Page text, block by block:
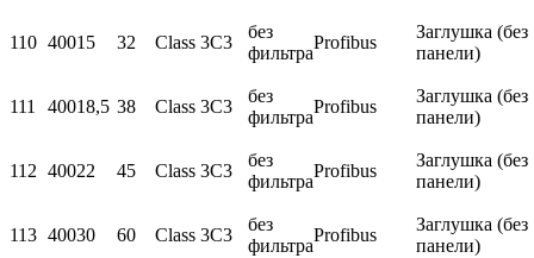
110 40015 32 Class 3C3
без
фильтра
Profibus
Заглушка (без
панели)
111 40018,5 38 Class 3C3
без
фильтра
Profibus
Заглушка (без
панели)
112 40022 45 Class 3C3
без
фильтра
Profibus
Заглушка (без
панели)
113 40030 60 Class 3C3
без
фильтра
Profibus
Заглушка (без
панели)